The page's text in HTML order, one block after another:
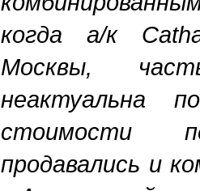
когда а/к
Москвы,
неактуальна
стоимости
продавались и